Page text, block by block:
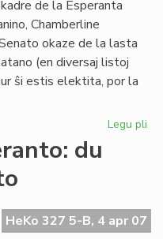
de la Esperanta
Chamberline
okaze de la lasta
(en diversaj listoj
ŝi estis elektita, por la
Legu pli
du
HeKo 327 5-B, 4 apr 07